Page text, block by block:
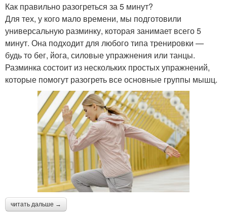
Как правильно разогреться за 5 минут?
Для тех, у кого мало времени, мы подготовили
универсальную разминку, которая занимает всего 5
минут. Она подходит для любого типа тренировки —
будь то бег, йога, силовые упражнения или танцы.
Разминка состоит из нескольких простых упражнений,
которые помогут разогреть все основные группы мышц.
читать дальше →